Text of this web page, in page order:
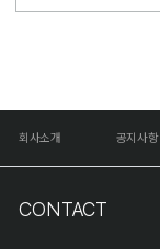
회사소개 공지사항
CONTACT